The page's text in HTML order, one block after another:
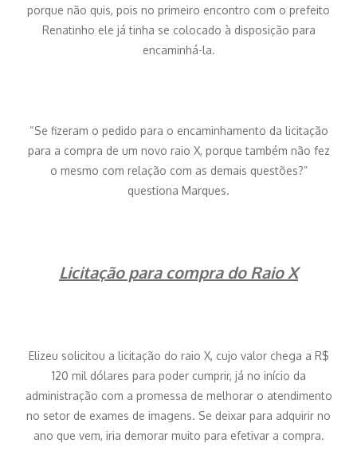
porque não quis, pois no primeiro encontro com o prefeito
Renatinho ele já tinha se colocado à disposição para
encaminhá-la.
“Se fizeram o pedido para o encaminhamento da licitação
para a compra de um novo raio X, porque também não fez
o mesmo com relação com as demais questões?”
questiona Marques.
Licitação para compra do Raio X
Elizeu solicitou a licitação do raio X, cujo valor chega a R$
120 mil dólares para poder cumprir, já no início da
administração com a promessa de melhorar o atendimento
no setor de exames de imagens. Se deixar para adquirir no
ano que vem, iria demorar muito para efetivar a compra.